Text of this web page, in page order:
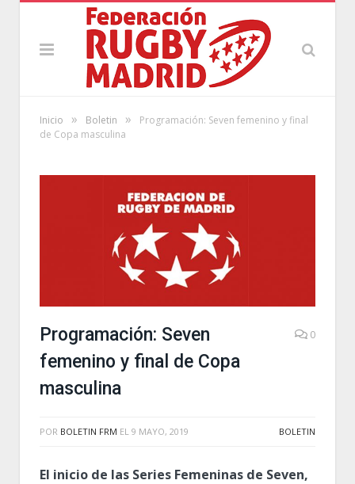
Inicio » Boletin »
Programación: Seven femenino y final
de Copa masculina
Programación: Seven
femenino y final de Copa
masculina
0
POR BOLETIN FRM EL 9 MAYO, 2019 BOLETIN
El inicio de las Series Femeninas de Seven,